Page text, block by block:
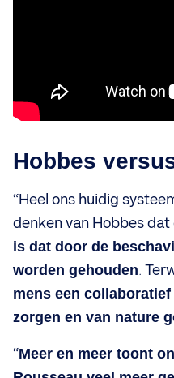
Hobbes
“Heel ons huidig
denken van Hobbes dat
is dat door de
worden gehouden.
mens een
zorgen en van nature
“Meer en meer toont